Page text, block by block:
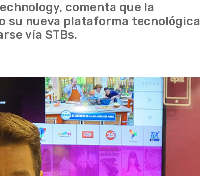
comenta que la
su nueva plataforma tecnológica
vía STBs.